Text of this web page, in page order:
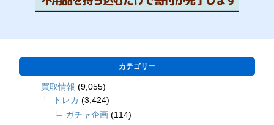
カテゴリー
買取情報 (9,055)
トレカ (3,424)
ガチャ企画 (114)